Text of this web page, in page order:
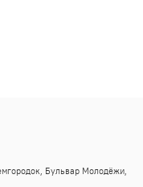
Бульвар Молодёжи,